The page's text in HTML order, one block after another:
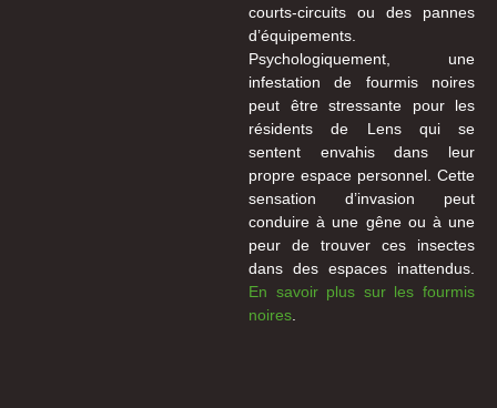
courts-circuits ou des pannes
d’équipements.
Psychologiquement, une
infestation de fourmis noires
peut être stressante pour les
résidents de Lens qui se
sentent envahis dans leur
propre espace personnel. Cette
sensation d’invasion peut
conduire à une gêne ou à une
peur de trouver ces insectes
dans des espaces inattendus.
En savoir plus sur les fourmis
noires.